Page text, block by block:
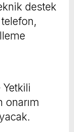
destek
Yetkili
onarım